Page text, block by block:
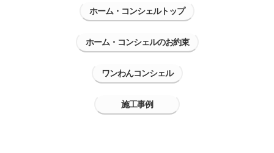
ホーム・コンシェルとは
ホーム・コンシェルトップ
ホーム・コンシェルのお約束
ワンわんコンシェル
施工事例